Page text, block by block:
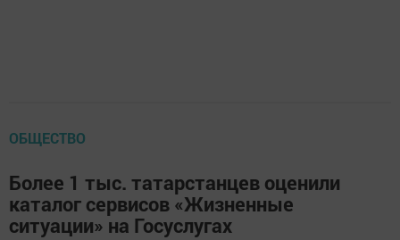
ОБЩЕСТВО
Более 1 тыс. татарстанцев оценили
каталог сервисов «Жизненные
ситуации» на Госуслугах